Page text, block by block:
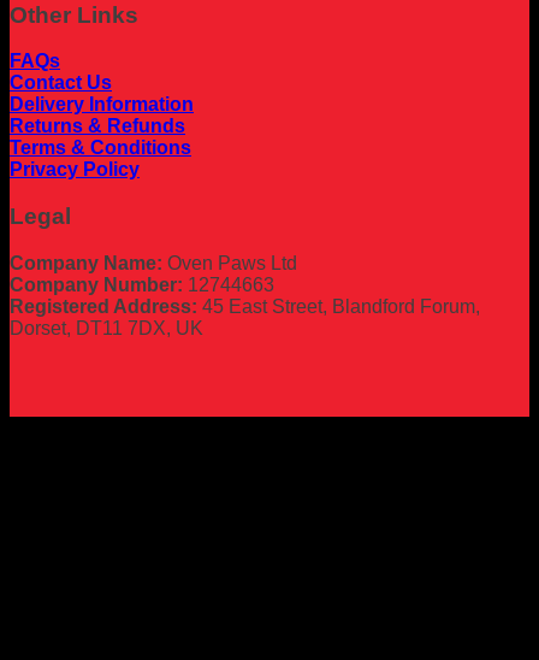
Other Links
FAQs
Contact Us
Delivery Information
Returns & Refunds
Terms & Conditions
Privacy Policy
Legal
Company Name: Oven Paws Ltd
Company Number: 12744663
Registered Address: 45 East Street, Blandford Forum,
Dorset, DT11 7DX, UK